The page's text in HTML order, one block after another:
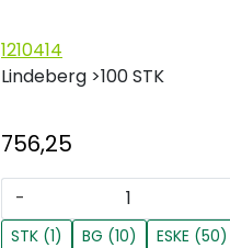
1210414
Lindeberg >100 STK
756,25
-
STK (1) BG (10)
ESKE (50)